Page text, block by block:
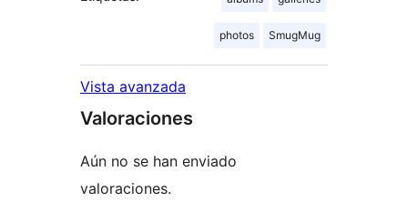
photos SmugMug
Vista avanzada
Valoraciones
Aún no se han enviado
valoraciones.